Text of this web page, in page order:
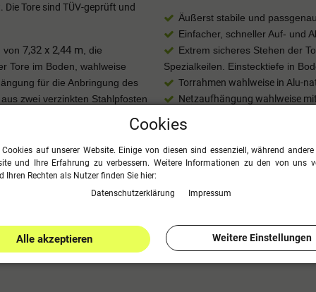
Tore sind TÜV-geprüft und
von 7,32 x 2,44 m , die
Tore im Boden, wahlweise
für die Anbringung des
zwei verzinkten Stahlpfosten
Dieser passt sowohl auf
auf die eingefräste
2,00 m oder 2,00 x 2,00 m
Äußerst stabile und
Einfacher, schneller Auf- und
Extrem sicheres Stehen der
Spezialkeilen. Einstecktiefe in
Torrahmen wahlweise in Alu-
Netzaufhängung wahlweise
Bodenrahmen wahlweise in
Lieferumfang: Torrahmen,
Aufhängung), hintere
(Bei Auswahl "Ohne", kein
Lieferung versandkostenfrei
bei der Lieferung ins Ausland -
Cookies
auf unserer Website. Einige von diesen sind essenziell, während
und Ihre Erfahrung zu verbessern. Weitere Informationen zu den von uns
Ihren Rechten als Nutzer finden Sie hier:
Daten­schutz­erklärung
Impressum
Alle akzeptieren Weitere Einstellungen